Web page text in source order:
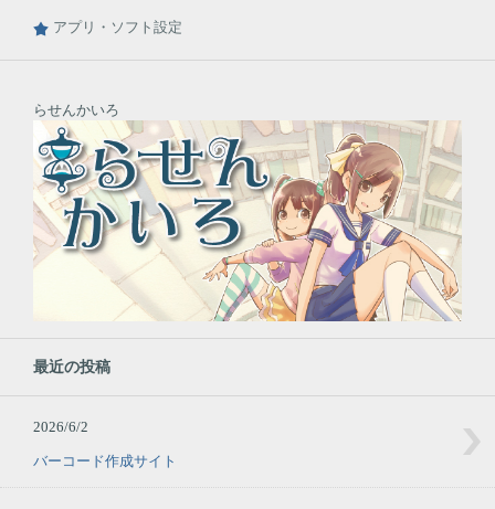
アプリ・ソフト設定
らせんかいろ
最近の投稿
2026/6/2
バーコード作成サイト